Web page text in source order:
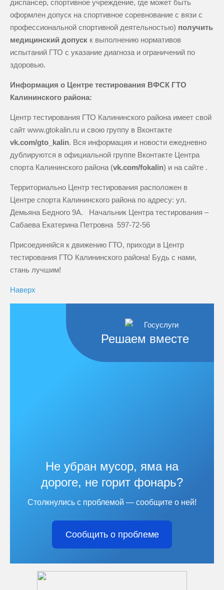
диспансер, спортивное учреждение, где может быть
оформлен допуск на спортивное соревнование с вязи с
профессиональной спортивной деятельностью) получить
медицинский допуск к выполнению нормативов
испытаний ГТО с указание диагноза и ограничений по
здоровью.
Информация о Центре тестирования ВФСК ГТО
Калининского района:
Центр тестирования ГТО Калининского района имеет свой
сайт www.gtokalin.ru и свою группу в Вконтакте
vk.com/gto_kalin. Вся информация и новости ежедневно
дублируются в официальной группе Вконтакте Центра
спорта Калининского района (vk.com/fokalin) и на сайте .
Территориально Центр тестирования расположен в
Центре спорта Калининского района по адресу: ул.
Демьяна Бедного 9А. Начальник Центра тестирования –
Сабаева Екатерина Петровна 597-72-56
Присоединяйся к движению ГТО, приходи в Центр
тестирования ГТО Калининского района! Будь с нами,
стань лучшим!
Наверх
Решаем вместе
Не убран мусор, яма на
дороге, не горит фонарь?
Столкнулись с проблемой — сообщите о ней!
Сообщить о проблеме